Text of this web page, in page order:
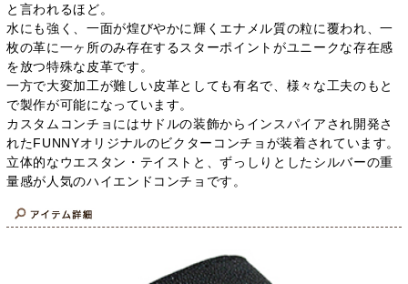
と言われるほど。
水にも強く、一面が煌びやかに輝くエナメル質の粒に覆われ、一
枚の革に一ヶ所のみ存在するスターポイントがユニークな存在感
を放つ特殊な皮革です。
一方で大変加工が難しい皮革としても有名で、様々な工夫のもと
で製作が可能になっています。
カスタムコンチョにはサドルの装飾からインスパイアされ開発さ
れたFUNNYオリジナルのビクターコンチョが装着されています。
立体的なウエスタン・テイストと、ずっしりとしたシルバーの重
量感が人気のハイエンドコンチョです。